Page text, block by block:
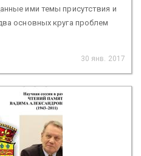
ими темы присутствия и
основных круга проблем
30 янв. 2017